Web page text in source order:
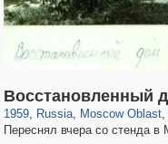
Восстановленный
1959, Russia
1,405,939 29,243
, Moscow Oblast
96,182 1,691
,
Переснял вчера со стенда в